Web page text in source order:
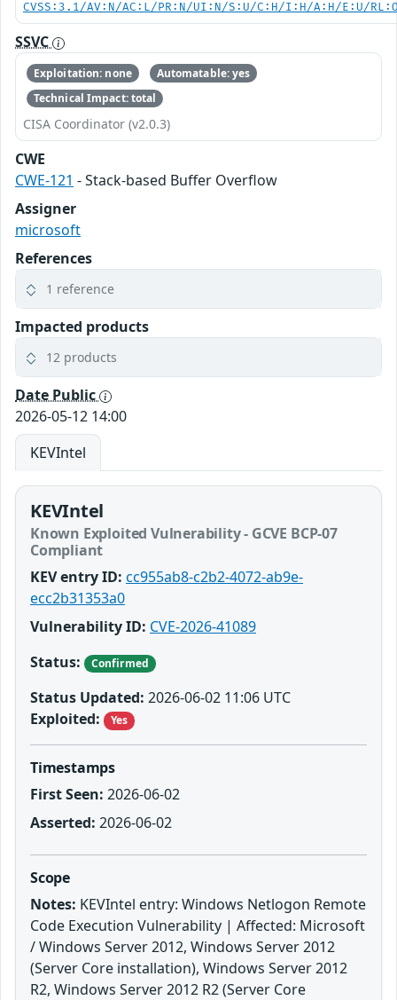
CVSS:3.1/AV:N/AC:L/PR:N/UI:N/S:U/C:H/I:H/A:H/E:U/
SSVC
Exploitation: none
Automatable: yes
Technical Impact: total
CISA Coordinator (v2.0.3)
CWE
CWE-121 - Stack-based Buffer Overflow
Assigner
microsoft
References
1 reference
Impacted products
12 products
Date Public
2026-05-12 14:00
KEVIntel
KEVIntel
Known Exploited Vulnerability - GCVE BCP-07
Compliant
KEV entry ID: cc955ab8-c2b2-4072-ab9e-
ecc2b31353a0
Vulnerability ID: CVE-2026-41089
Status:
Confirmed
Status Updated: 2026-06-02 11:06 UTC
Exploited:
Yes
Timestamps
First Seen: 2026-06-02
Asserted: 2026-06-02
Scope
Notes: KEVIntel entry: Windows Netlogon Remote
Code Execution Vulnerability | Affected: Microsoft
/ Windows Server 2012, Windows Server 2012
(Server Core installation), Windows Server 2012
R2, Windows Server 2012 R2 (Server Core